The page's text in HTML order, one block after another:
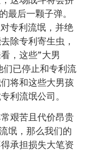
后一颗子弹。
专利流氓，并绝
除专利寄生虫，
，这些”大男
已停止和专利流
将和这些大男孩
利流氓公司。
艰苦且代价昂贵
氓，那么我们的
承担损失大笔资